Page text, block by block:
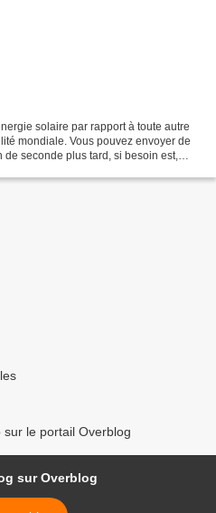
solaire par rapport à toute autre
mondiale. Vous pouvez envoyer de
de seconde plus tard, si besoin est,
sur le portail Overblog
sur Overblog